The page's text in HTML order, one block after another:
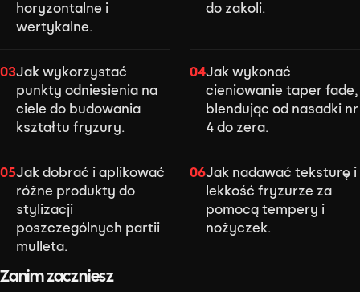
horyzontalne i
wertykalne.
do zakoli.
03Jak wykorzystać
punkty odniesienia na
ciele do budowania
kształtu fryzury.
04Jak wykonać
cieniowanie taper fade,
blendując od nasadki nr
4 do zera.
05Jak dobrać i aplikować
różne produkty do
stylizacji
poszczególnych partii
mulleta.
06Jak nadawać teksturę i
lekkość fryzurze za
pomocą tempery i
nożyczek.
Zanim zaczniesz